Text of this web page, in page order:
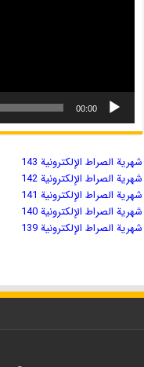
00:00
شهریة الصراط الإلكترونية 143
شهریة الصراط الإلكترونية 142
شهریة الصراط الإلكترونية 141
شهریة الصراط الإلكترونية 140
شهریة الصراط الإلكترونية 139